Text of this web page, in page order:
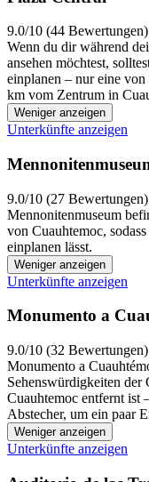
9.0/10 (44 Bewertungen)
Wenn du dir während
ansehen möchtest,
einplanen – nur eine
km vom Zentrum in
Weniger anzeigen
Unterkünfte anzeigen
9.0/10 (27 Bewertungen)
Mennonitenmuseum
von Cuauhtemoc,
einplanen lässt.
Weniger anzeigen
Unterkünfte anzeigen
Monumento a
9.0/10 (32 Bewertungen)
Monumento a
Sehenswürdigkeiten
Cuauhtemoc entfernt ist
Abstecher, um ein paar
Weniger anzeigen
Unterkünfte anzeigen